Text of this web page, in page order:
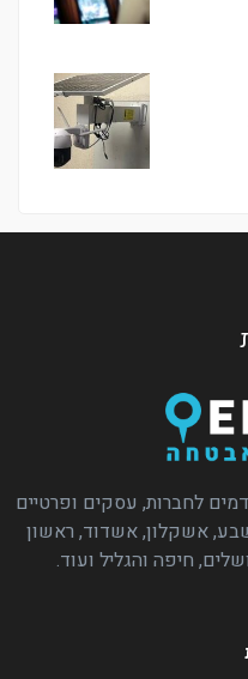
לחברות, עסקים ופרטיים
אשקלון, אשדוד, ראשון
חיפה והגליל ועוד.